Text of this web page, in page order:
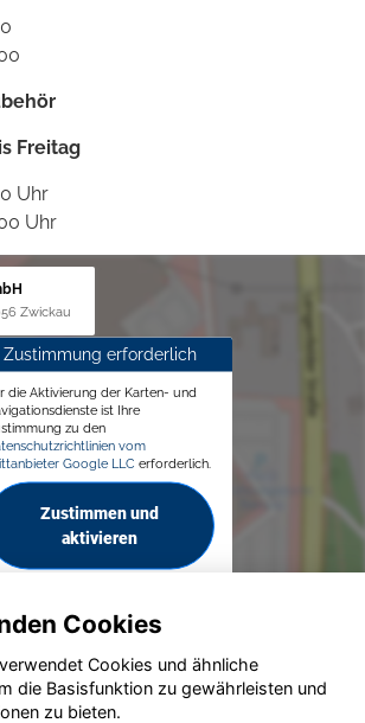
Freitag
Uhr
Uhr
Zwickau
Zustimmung erforderlich
die Aktivierung der Karten- und
ist Ihre
zu den
vom
Google LLC erforderlich.
Zustimmen und
aktivieren
GmbH 2020 - 2026
Cookies
Cookies und ähnliche
die Basisfunktion zu gewährleisten und
zu bieten.